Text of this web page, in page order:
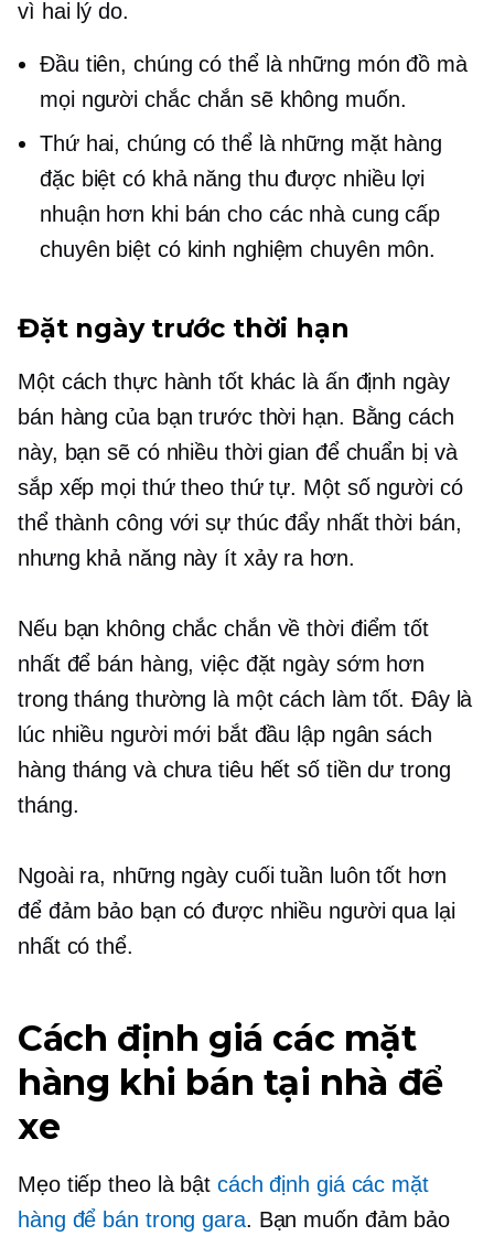
vì hai lý do.
Đầu tiên, chúng có thể là những món đồ mà
mọi người chắc chắn sẽ không muốn.
Thứ hai, chúng có thể là những mặt hàng
đặc biệt có khả năng thu được nhiều lợi
nhuận hơn khi bán cho các nhà cung cấp
chuyên biệt có kinh nghiệm chuyên môn.
Đặt ngày trước thời hạn
Một cách thực hành tốt khác là ấn định ngày
bán hàng của bạn trước thời hạn. Bằng cách
này, bạn sẽ có nhiều thời gian để chuẩn bị và
sắp xếp mọi thứ theo thứ tự. Một số người có
thể thành công vớisự thúc đẩy nhất thời bán,
nhưng khả năng này ít xảy ra hơn.
Nếu bạn không chắc chắn về thời điểm tốt
nhất để bán hàng, việc đặt ngày sớm hơn
trong tháng thường là một cách làm tốt. Đây là
lúc nhiều người mới bắt đầu lập ngân sách
hàng tháng và chưa tiêu hết số tiền dư trong
tháng.
Ngoài ra, những ngày cuối tuần luôn tốt hơn
để đảm bảo bạn có được nhiều người qua lại
nhất có thể.
Cách định giá các mặt
hàng khi bán tại nhà để
xe
Mẹo tiếp theo là bật cách định giá các mặt
hàng để bán trong gara. Bạn muốn đảm bảo